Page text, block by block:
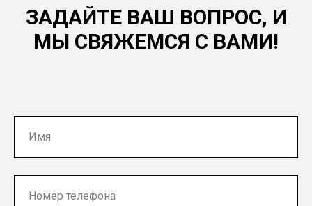
ЗАДАЙТЕ ВАШ ВОПРОС, И
МЫ СВЯЖЕМСЯ С ВАМИ!